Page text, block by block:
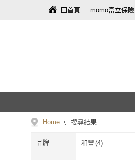
回首頁 momo富立保險
Home 搜尋結果
品牌 和豐 (4)